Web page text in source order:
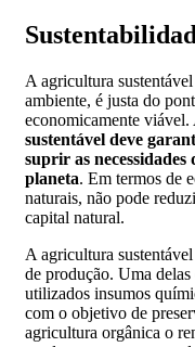
A agricultura
ambiente, é justa do
economicamente viável.
sustentável deve
suprir as
planeta. Em termos de
naturais, não pode
capital natural.
A agricultura
de produção. Uma
utilizados insumos
com o objetivo de
agricultura orgânica o